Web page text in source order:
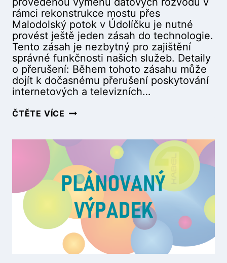
2
0
2
4
9
:
3
0
3
0
)
2
0
2
4
9
:
3
0
–
0
)
O
I
P
(
T
E
L
E
O
V
Á
N
Í
)
8
.
1
rámci rekonstrukce mostu přes
Malodolský potok v Údolíčku je nutné
provést ještě jeden zásah do technologie.
Tento zásah je nezbytný pro zajištění
správné funkčnosti našich služeb. Detaily
o přerušení: Během tohoto zásahu může
dojít k dočasnému přerušení poskytování
internetových a televizních…
ČTĚTE VÍCE P
N
O
V
A
N
V
Ý
P